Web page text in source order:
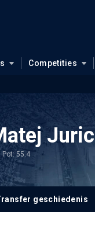
Competities
Juric
Pot: 55.4
geschiedenis